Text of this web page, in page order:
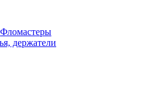
Фломастеры
держатели